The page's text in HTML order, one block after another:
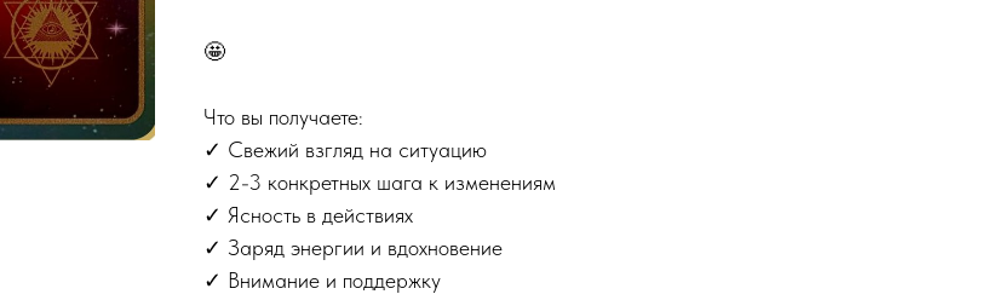
🤩
Что вы получаете:
✓ Свежий взгляд на ситуацию
✓ 2-3 конкретных шага к изменениям
✓ Ясность в действиях
✓ Заряд энергии и вдохновение
✓ Внимание и поддержку